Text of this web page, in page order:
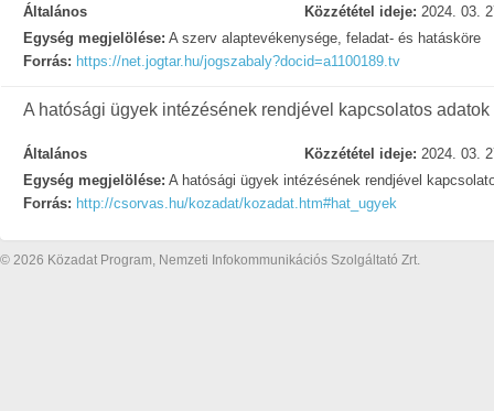
Általános Közzététel ideje: 2024. 03.
Egység megjelölése: A szerv alaptevékenysége, feladat- és hatásköre
Forrás: https://net.jogtar.hu/jogszabaly?docid=a1100189.tv
A hatósági ügyek intézésének rendjével kapcsolatos adatok
Általános Közzététel ideje: 2024. 03.
Egység megjelölése: A hatósági ügyek intézésének rendjével
Forrás: http://csorvas.hu/kozadat/kozadat.htm#hat_ugyek
© 2026 Közadat Program, Nemzeti Infokommunikációs Szolgáltató Zrt.